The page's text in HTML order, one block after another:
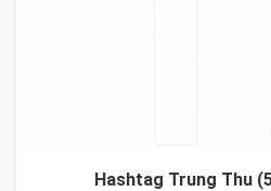
Hashtag Trung Thu